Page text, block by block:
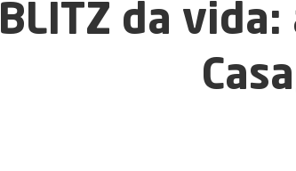
BLITZ da vida: